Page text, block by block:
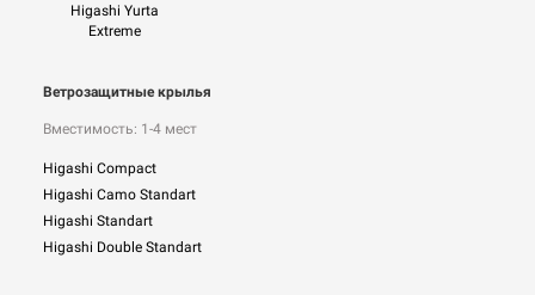
Higashi Yurta
Extreme
Ветрозащитные крылья
Вместимость: 1-4 мест
Higashi Compact
Higashi Camo Standart
Higashi Standart
Higashi Double Standart